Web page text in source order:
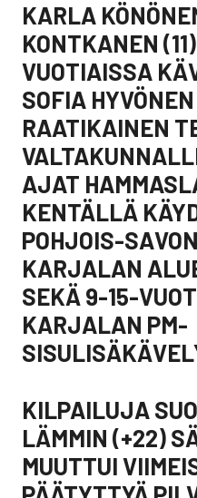
KARLA
KONTKANEN
VUOTIAISSA
SOFIA
RAATIKAINEN
AJAT
KENTÄLLÄ
POHJOIS-
KARJALAN
SEKÄ 9-15-
KARJALAN PM-
KILPAILUJA
LÄMMIN (+22)
MUUTTUI